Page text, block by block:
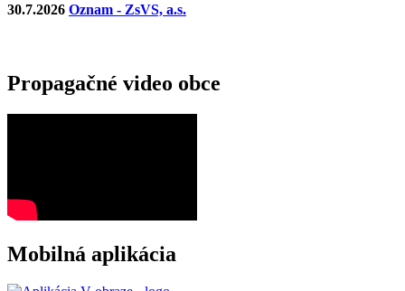
30.7.2026 Oznam - ZsVS, a.s.
Propagačné video obce
Mobilná aplikácia